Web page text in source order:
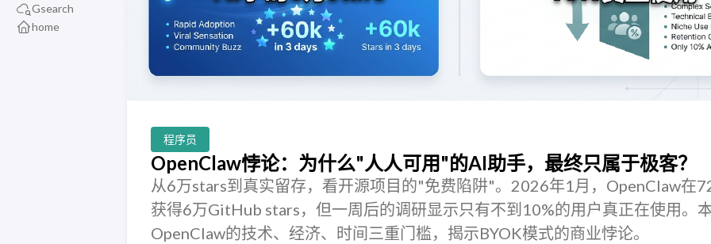
Gsearch
home
程序员
OpenClaw悖论：为什么"人人可用"的AI助手，最终只属于极客？
从6万stars到真实留存，看开源项目的"免费陷阱"。2026年1月，OpenClaw在
获得6万GitHub stars，但一周后的调研显示只有不到10%的用户真正在使用。
OpenClaw的技术、经济、时间三重门槛，揭示BYOK模式的商业悖论。